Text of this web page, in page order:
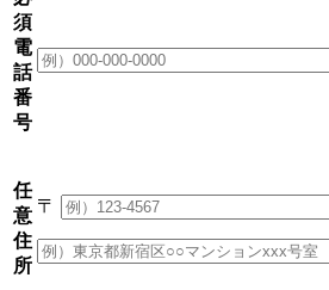
須
電
話
番
号
任
意
住
所
〒